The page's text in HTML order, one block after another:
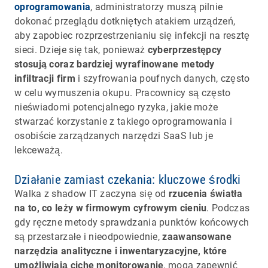
oprogramowania, administratorzy muszą pilnie
dokonać przeglądu dotkniętych atakiem urządzeń,
aby zapobiec rozprzestrzenianiu się infekcji na resztę
sieci. Dzieje się tak, ponieważ cyberprzestępcy
stosują coraz bardziej wyrafinowane metody
infiltracji firm i szyfrowania poufnych danych, często
w celu wymuszenia okupu. Pracownicy są często
nieświadomi potencjalnego ryzyka, jakie może
stwarzać korzystanie z takiego oprogramowania i
osobiście zarządzanych narzędzi SaaS lub je
lekceważą.
Działanie zamiast czekania: kluczowe środki
Walka z shadow IT zaczyna się od rzucenia światła
na to, co leży w firmowym cyfrowym cieniu. Podczas
gdy ręczne metody sprawdzania punktów końcowych
są przestarzałe i nieodpowiednie,zaawansowane
narzędzia analityczne i inwentaryzacyjne, które
umożliwiają ciche monitorowanie, mogą zapewnić